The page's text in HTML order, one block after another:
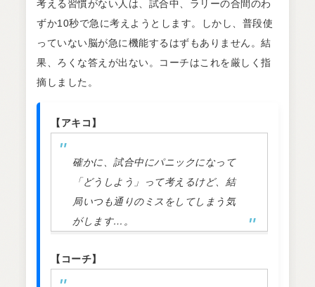
考える習慣がない人は、試合中、ラリーの合間のわ
ずか10秒で急に考えようとします。しかし、普段使
っていない脳が急に機能するはずもありません。結
果、ろくな答えが出ない。コーチはこれを厳しく指
摘しました。
【アキコ】
確かに、試合中にパニックになって
「どうしよう」って考えるけど、結
局いつも通りのミスをしてしまう気
がします…。
【コーチ】